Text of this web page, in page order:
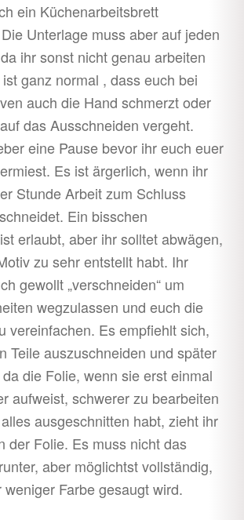
ein Küchenarbeitsbrett
Unterlage muss aber auf jeden
ihr sonst nicht genau arbeiten
ganz normal , dass euch bei
auch die Hand schmerzt oder
das Ausschneiden vergeht.
eine Pause bevor ihr euch euer
Es ist ärgerlich, wenn ihr
Stunde Arbeit zum Schluss
Ein bisschen
erlaubt, aber ihr solltet abwägen,
zu sehr entstellt habt. Ihr
gewollt „verschneiden“ um
wegzulassen und euch die
vereinfachen. Es empfiehlt sich,
Teile auszuschneiden und später
die Folie, wenn sie erst einmal
aufweist, schwerer zu bearbeiten
ausgeschnitten habt, zieht ihr
der Folie. Es muss nicht das
aber möglichtst vollständig,
Farbe gesaugt wird.